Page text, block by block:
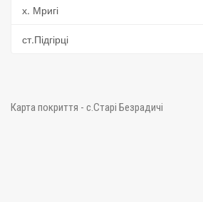
х. Мригі
ст.Підгірці
Карта покриття - c.Старі Безрадичі